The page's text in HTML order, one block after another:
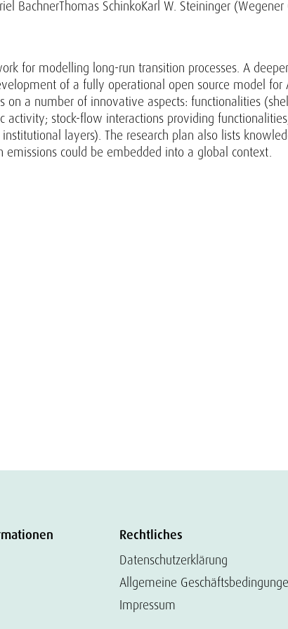
BachnerThomas SchinkoKarl W. Steininger (Wegener
for modelling long-run transition processes. A
of a fully operational open source model for
a number of innovative aspects: functionalities
stock-flow interactions providing
layers). The research plan also lists
emissions could be embedded into a global context.
Rechtliches
Datenschutzerklärung
Allgemeine
Impressum